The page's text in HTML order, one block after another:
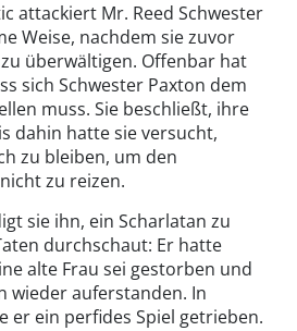
attackiert Mr. Reed Schwester
Weise, nachdem sie zuvor
überwältigen. Offenbar hat
sich Schwester Paxton dem
muss. Sie beschließt, ihre
dahin hatte sie versucht,
zu bleiben, um den
zu reizen.
sie ihn, ein Scharlatan zu
durchschaut: Er hatte
alte Frau sei gestorben und
wieder auferstanden. In
er ein perfides Spiel getrieben.